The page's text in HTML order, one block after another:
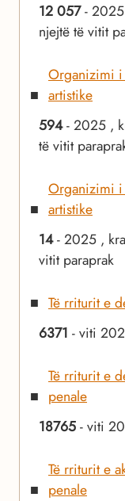
12 057- 2025
njejtë të vitit
Organizimi i
artistike
594- 2025 ,
të vitit
Organizimi
artistike
14- 2025 ,
vitit paraprak
Të rriturit e
6371 - viti
Të rriturit e
penale
18765- viti
Të rriturit e
penale